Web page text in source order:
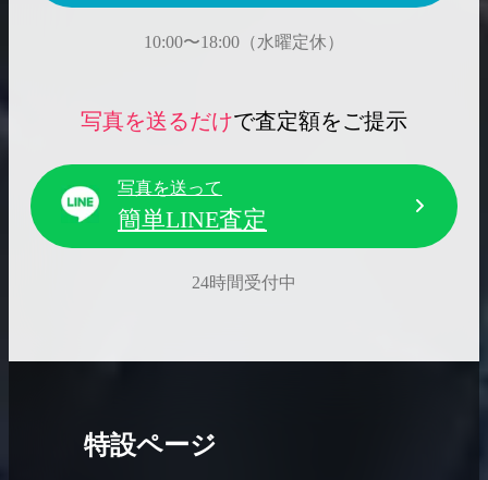
10:00〜18:00（水曜定休）
写真を送るだけで査定額をご提示
写真を送って
簡単LINE査定
24時間受付中
特設ページ